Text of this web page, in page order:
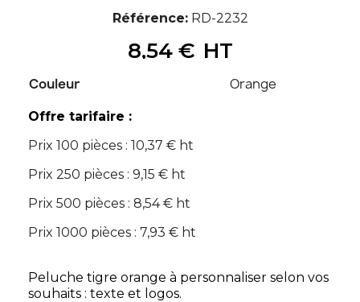
Référence RD-2232
8,54 € HT
Couleur Orange
Offre tarifaire :
Prix 100 pièces : 10,37 € ht
Prix 250 pièces : 9,15 € ht
Prix 500 pièces : 8,54 € ht
Prix 1000 pièces : 7,93 € ht
Peluche tigre orange à personnaliser selon vos
souhaits : texte et logos.